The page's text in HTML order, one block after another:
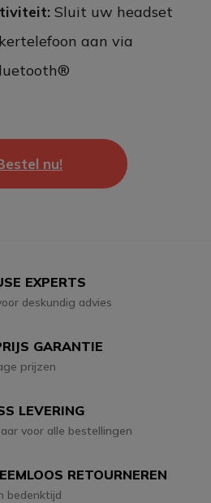
Sluit uw headset
aan via
nu!
EXPERTS
deskundig advies
GARANTIE
prijzen
LEVERING
voor alle bestellingen
RETOURNEREN
bedenktijd